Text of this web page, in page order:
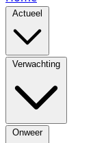
Actueel
Verwachting
Onweer